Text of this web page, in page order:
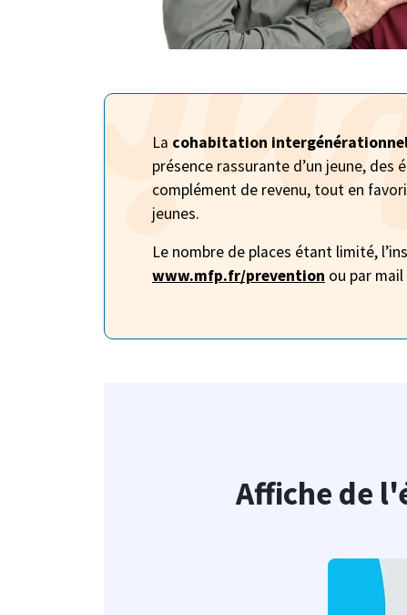
La cohabitation
présence rassurante d’un jeune,
complément de revenu, tout en
jeunes.
Le nombre de places étant limité,
www.mfp.fr/prevention ou par mail
Affiche de